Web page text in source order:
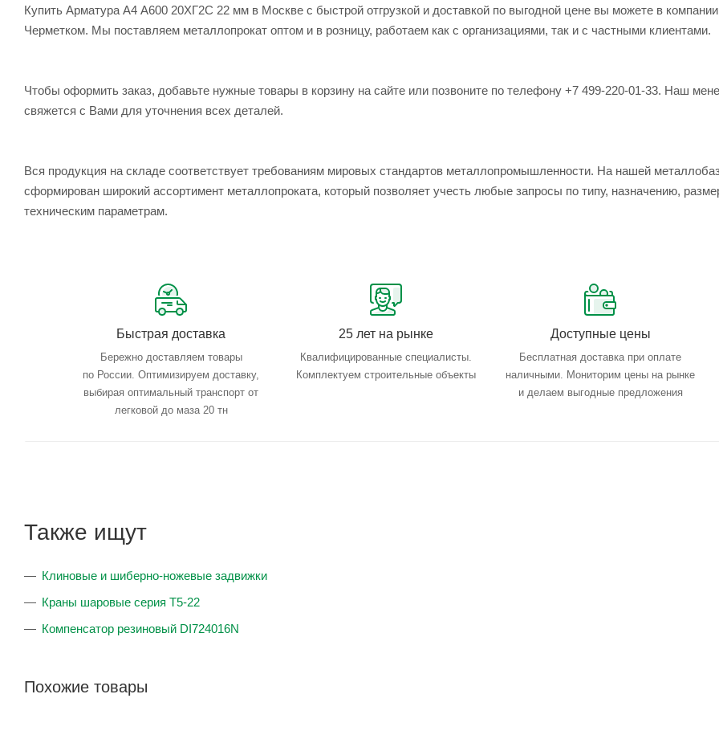
Купить Арматура А4 А600 20ХГ2С 22 мм в Москве с быстрой отгрузкой и доставкой по выгодной цене вы можете в компании
Черметком. Мы поставляем металлопрокат оптом и в розницу, работаем как с организациями, так и с частными клиентами.
Чтобы оформить заказ, добавьте нужные товары в корзину на сайте или позвоните по телефону +7 499-220-01-33. Наш
свяжется с Вами для уточнения всех деталей.
Вся продукция на складе соответствует требованиям мировых стандартов металлопромышленности. На нашей
сформирован широкий ассортимент металлопроката, который позволяет учесть любые запросы по типу, назначению,
техническим параметрам.
Быстрая доставка
Бережно доставляем товары
по России. Оптимизируем доставку,
выбирая оптимальный транспорт от
легковой до маза 20 тн
25 лет на рынке
Квалифицированные специалисты.
Комплектуем строительные объекты
Доступные цены
Бесплатная доставка при оплате
наличными. Мониторим цены на рынке
и делаем выгодные предложения
Также ищут
Клиновые и шиберно-ножевые задвижки
Краны шаровые серия T5-22
Компенсатор резиновый DI724016N
Похожие товары